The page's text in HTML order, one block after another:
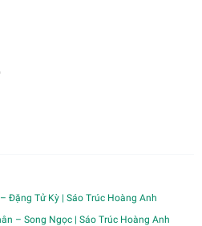
Đặng Tử Kỳ | Sáo Trúc Hoàng Anh
– Song Ngọc | Sáo Trúc Hoàng Anh